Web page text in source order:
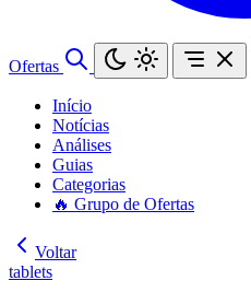
Ofertas
Início
Notícias
Análises
Guias
Categorias
🔥 Grupo de Ofertas
Voltar
tablets